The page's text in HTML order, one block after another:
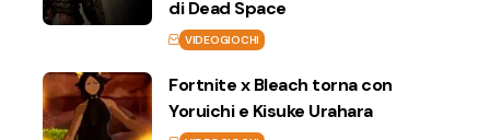
di Dead Space
VIDEOGIOCHI
Fortnite x Bleach torna con
Yoruichi e Kisuke Urahara